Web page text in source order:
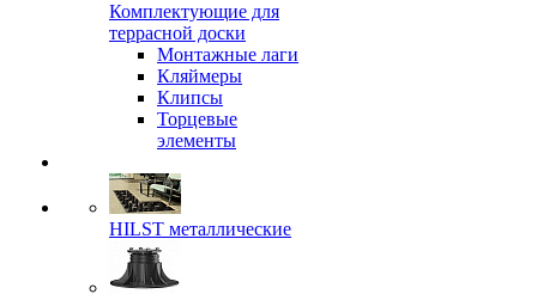
Комплектующие для
террасной доски
Монтажные лаги
Кляймеры
Клипсы
Торцевые
элементы
HILST металлические